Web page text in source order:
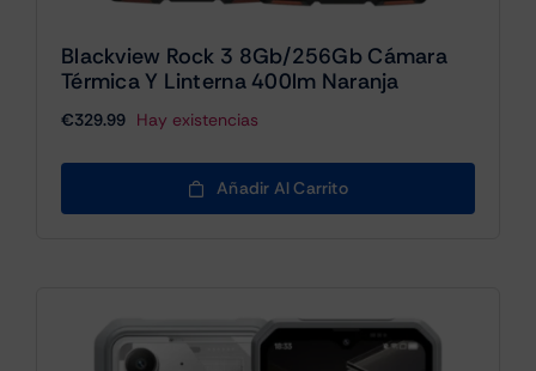
Blackview Rock 3 8Gb/256Gb Cámara
Térmica Y Linterna 400lm Naranja
€329.99 Hay existencias
Añadir Al Carrito